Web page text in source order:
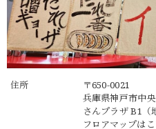
住所
〒650-0021
兵庫県神戸市中
さんプラザ B1（
フロアマップは